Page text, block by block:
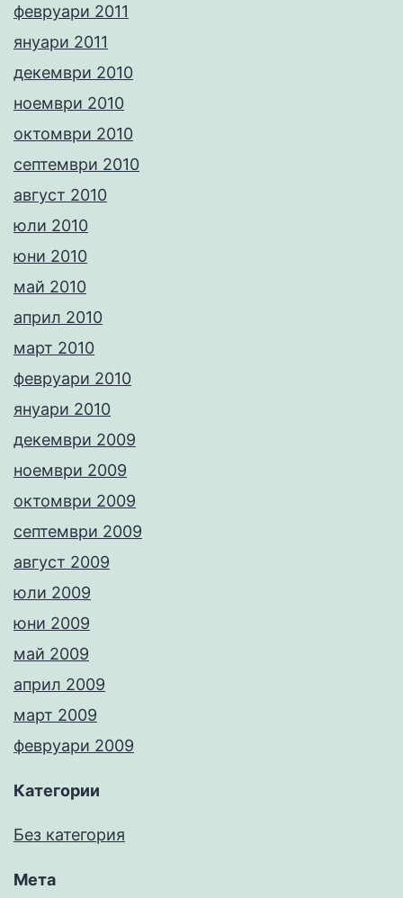
февруари 2011
януари 2011
декември 2010
ноември 2010
октомври 2010
септември 2010
август 2010
юли 2010
юни 2010
май 2010
април 2010
март 2010
февруари 2010
януари 2010
декември 2009
ноември 2009
октомври 2009
септември 2009
август 2009
юли 2009
юни 2009
май 2009
април 2009
март 2009
февруари 2009
Категории
Без категория
Мета